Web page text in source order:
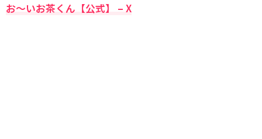
お〜いお茶くん【公式】 – X